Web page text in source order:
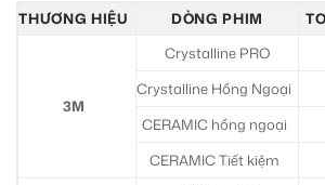
THƯƠNG HIỆU DÒNG PHIM
3M
Crystalline PRO
Crystalline Hồng Ngoại
CERAMIC hồng ngoại
CERAMIC Tiết kiệm